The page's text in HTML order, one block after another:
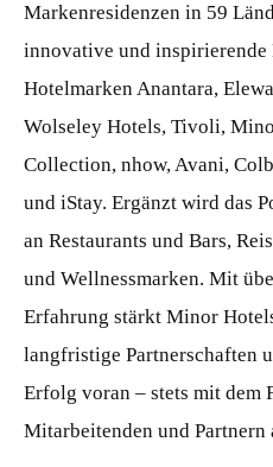
Markenresidenzen in 59
innovative und inspirierende
Hotelmarken Anantara,
Wolseley Hotels, Tivoli,
Collection, nhow, Avani,
und iStay. Ergänzt wird das
an Restaurants und Bars,
und Wellnessmarken. Mit
Erfahrung stärkt Minor
langfristige Partnerschaften
Erfolg voran – stets mit dem
Mitarbeitenden und Partnern